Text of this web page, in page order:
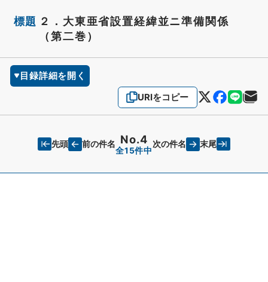
標題 ２．大東亜省設置経緯並ニ準備関係
（第二巻）
目録詳細を開く
URIをコピー
先頭 前の件名 No.4
全15件中
次の件名 末尾